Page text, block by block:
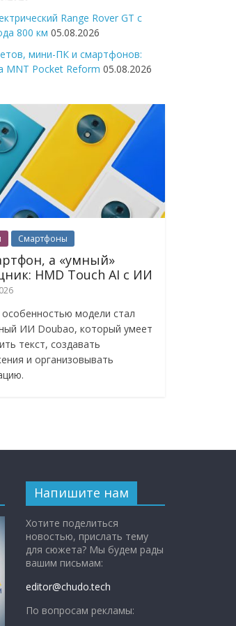
Range Rover GT с
800 км 05.08.2026
мини-ПК и смартфонов:
MNT Pocket Reform 05.08.2026
Смартфоны
а «умный»
HMD Touch AI с ИИ
особенностью модели стал
ИИ Doubao, который умеет
текст, создавать
и организовывать
Напишите нам
Хотите поделиться
новостью, прислать тему
для сюжета? Мы будем рады
вашим письмам:
editor@chudo.tech
По вопросам рекламы: